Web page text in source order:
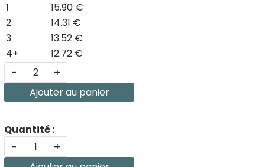
1
15.90 €
2
14.31 €
3
13.52 €
4+
12.72 €
- +
Ajouter au panier
Quantité :
- +